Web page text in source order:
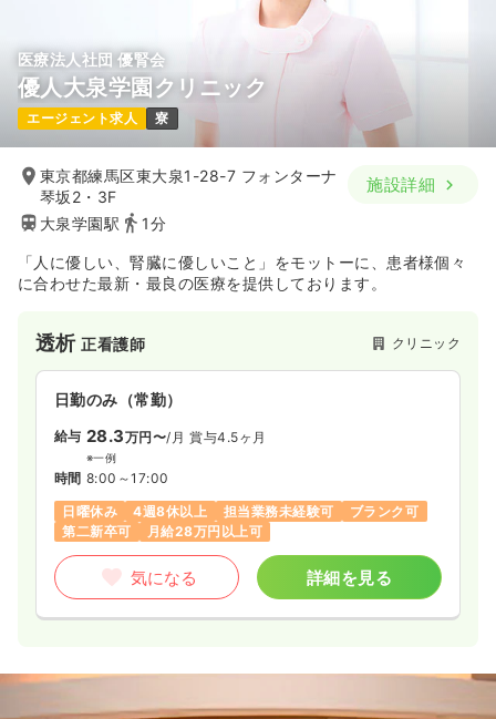
医療法人社団 優腎会
優人大泉学園クリニック
エージェント求人 寮
東京都練馬区東大泉1-28-7 フォンターナ
琴坂2・3F
大泉学園駅
1分
施設詳細
「人に優しい、腎臓に優しいこと」をモットーに、患者様個々
に合わせた最新・最良の医療を提供しております。
透析正看護師 クリニック
日勤のみ（常勤）
給与 28.3万円〜/月 賞与4.5ヶ月
※一例
時間 8:00～17:00
日曜休み
4週8休以上 担当業務未経験可
ブランク可
第二新卒可
月給28万円以上可
気になる 詳細を見る